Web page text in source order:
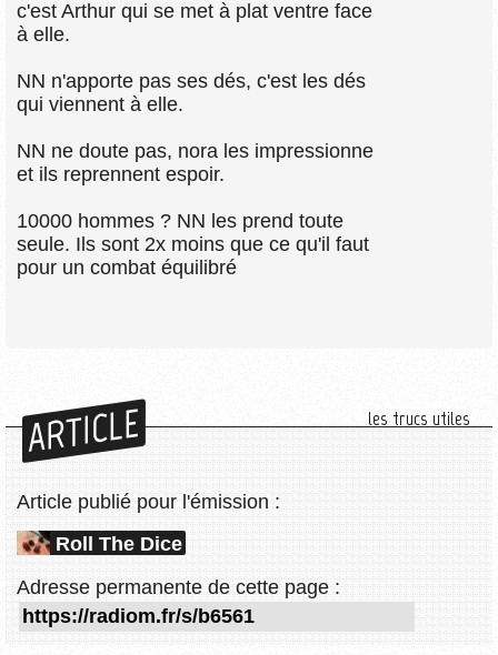
c'est Arthur qui se met à plat ventre face
à elle.
NN n'apporte pas ses dés, c'est les dés
qui viennent à elle.
NN ne doute pas, nora les impressionne
et ils reprennent espoir.
10000 hommes ? NN les prend toute
seule. Ils sont 2x moins que ce qu'il faut
pour un combat équilibré
ARTICLE les trucs utiles
Article publié pour l'émission :
Roll The Dice
Adresse permanente de cette page :